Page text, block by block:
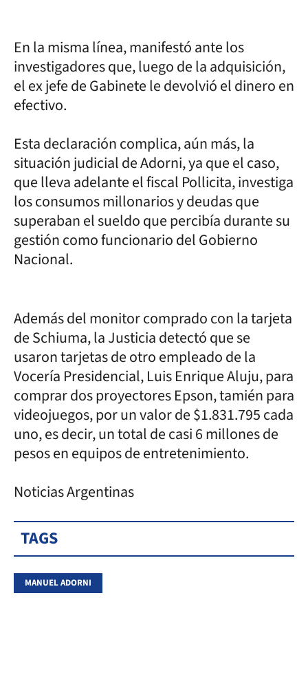
En la misma línea, manifestó ante los
investigadores que, luego de la adquisición,
el ex jefe de Gabinete le devolvió el dinero en
efectivo.
Esta declaración complica, aún más, la
situación judicial de Adorni, ya que el caso,
que lleva adelante el fiscal Pollicita, investiga
los consumos millonarios y deudas que
superaban el sueldo que percibía durante su
gestión como funcionario del Gobierno
Nacional.
Además del monitor comprado con la tarjeta
de Schiuma, la Justicia detectó que se
usaron tarjetas de otro empleado de la
Vocería Presidencial, Luis Enrique Aluju, para
comprar dos proyectores Epson, tamién para
videojuegos, por un valor de $1.831.795 cada
uno, es decir, un total de casi 6 millones de
pesos en equipos de entretenimiento.
Noticias Argentinas
TAGS
MANUEL ADORNI